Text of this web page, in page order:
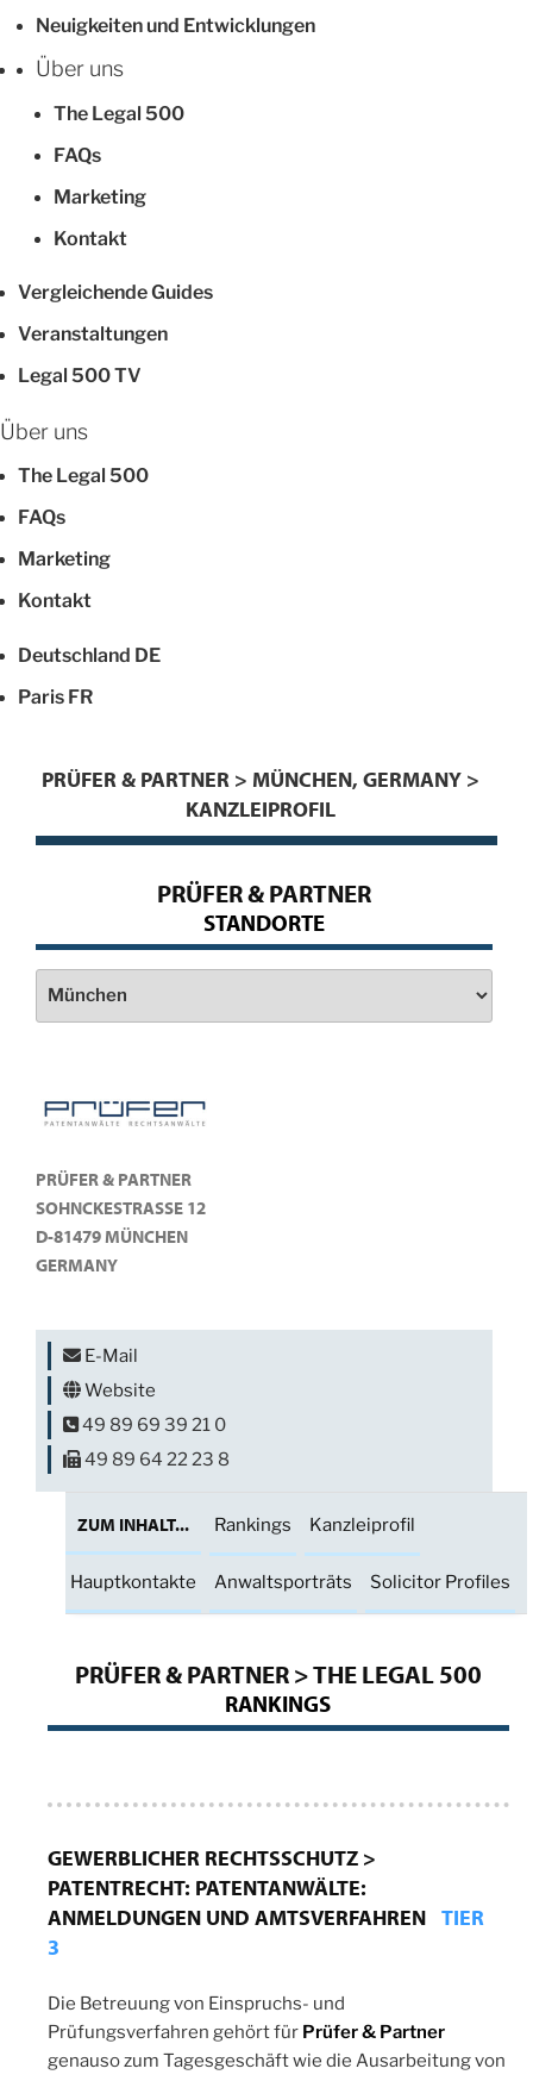
Neuigkeiten und Entwicklungen
Über uns
The Legal 500
FAQs
Marketing
Kontakt
Vergleichende Guides
Veranstaltungen
Legal 500 TV
Über uns
The Legal 500
FAQs
Marketing
Kontakt
Deutschland DE
Paris FR
PRÜFER & PARTNER > MÜNCHEN, GERMANY >
KANZLEIPROFIL
PRÜFER & PARTNER
STANDORTE
PRÜFER & PARTNER
SOHNCKESTRASSE 12
D-81479 MÜNCHEN
GERMANY
E-Mail
Website
49 89 69 39 21 0
49 89 64 22 23 8
ZUM INHALT... Rankings Kanzleiprofil
Hauptkontakte Anwaltsporträts Solicitor Profiles
PRÜFER & PARTNER > THE LEGAL 500
RANKINGS
GEWERBLICHER RECHTSSCHUTZ >
PATENTRECHT: PATENTANWÄLTE:
ANMELDUNGEN UND AMTSVERFAHREN TIER
3
Die Betreuung von Einspruchs- und
Prüfungsverfahren gehört für Prüfer & Partner
genauso zum Tagesgeschäft wie die Ausarbeitung von